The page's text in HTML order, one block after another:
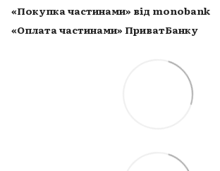
«Покупка частинами» від monobank
«Оплата частинами» ПриватБанку